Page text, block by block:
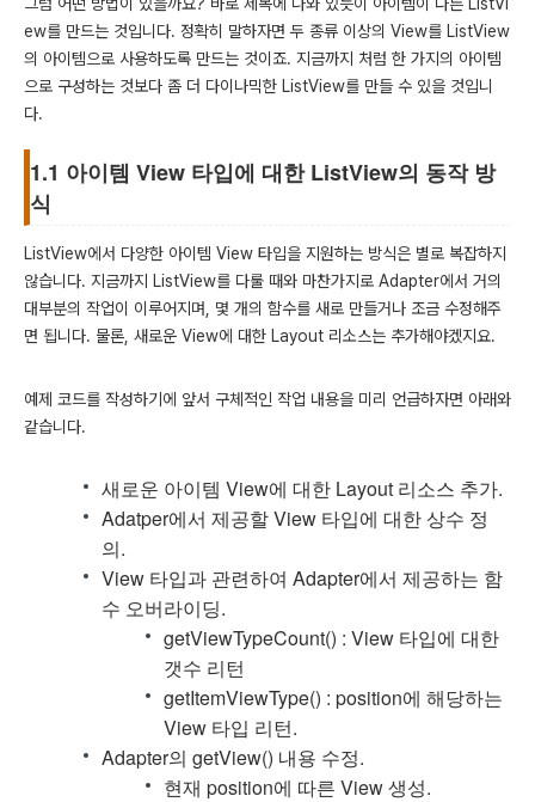
ew를 만드는 것입니다. 정확히 말하자면 두 종류 이상의 View를 ListView
의 아이템으로 사용하도록 만드는 것이죠. 지금까지 처럼 한 가지의 아이템
으로 구성하는 것보다 좀 더 다이나믹한 ListView를 만들 수 있을 것입니
다.
1.1 아이템 View 타입에 대한 ListView의 동작 방
식
ListView에서 다양한 아이템 View 타입을 지원하는 방식은 별로 복잡하지
않습니다. 지금까지 ListView를 다룰 때와 마찬가지로 Adapter에서 거의
대부분의 작업이 이루어지며, 몇 개의 함수를 새로 만들거나 조금 수정해주
면 됩니다. 물론, 새로운 View에 대한 Layout 리소스는 추가해야겠지요.
예제 코드를 작성하기에 앞서 구체적인 작업 내용을 미리 언급하자면 아래와
같습니다.
새로운 아이템 View에 대한 Layout 리소스 추가.
Adatper에서 제공할 View 타입에 대한 상수 정
의.
View 타입과 관련하여 Adapter에서 제공하는 함
수 오버라이딩.
getViewTypeCount() : View 타입에 대한
갯수 리턴
getItemViewType() : position에 해당하는
View 타입 리턴.
Adapter의 getView() 내용 수정.
현재 position에 따른 View 생성.